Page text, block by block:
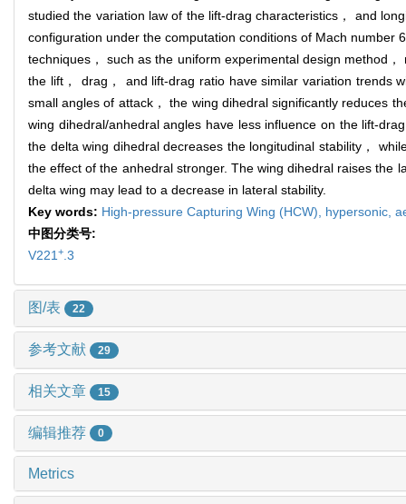
studied the variation law of the lift-drag characteristics， and
configuration under the computation conditions of Mach number
techniques， such as the uniform experimental design method
the lift， drag， and lift-drag ratio have similar variation trends
small angles of attack， the wing dihedral significantly reduces
wing dihedral/anhedral angles have less influence on the lift-
the delta wing dihedral decreases the longitudinal stability，
the effect of the anhedral stronger. The wing dihedral raises the
delta wing may lead to a decrease in lateral stability.
Key words: High-pressure Capturing Wing (HCW), hypersonic,
中图分类号:
V221+.3
图/表 22
参考文献 29
相关文章 15
编辑推荐 0
Metrics